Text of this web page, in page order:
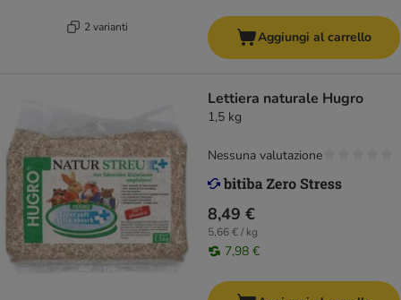
2 varianti
Aggiungi al carrello
Lettiera naturale Hugro
1,5 kg
8,49 €
5,66 € / kg
7,98 €
Nessuna valutazione